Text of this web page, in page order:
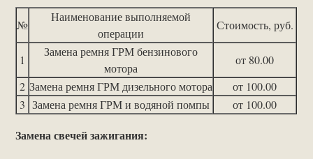
№
Наименование выполняемой
операции
Стоимость, руб.
1
Замена ремня ГРМ бензинового
мотора
от 80.00
2 Замена ремня ГРМ дизельного мотора
от 100.00
3 Замена ремня ГРМ и водяной помпы от 100.00
Замена свечей зажигания: